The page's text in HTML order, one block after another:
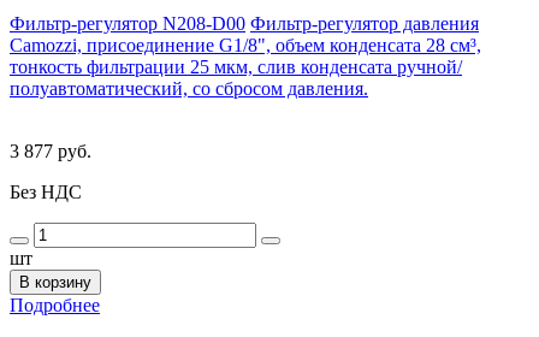
Фильтр-регулятор N208-D00 Фильтр-регулятор давления
Camozzi, присоединение G1/8", объем конденсата 28 см³,
тонкость фильтрации 25 мкм, слив конденсата ручной/
полуавтоматический, со сбросом давления.
3 877 руб.
Без НДС
шт
В корзину
Подробнее